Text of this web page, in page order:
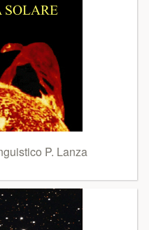
P. Lanza